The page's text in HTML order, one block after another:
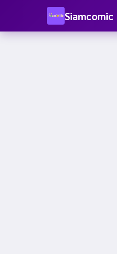
Siamcomic